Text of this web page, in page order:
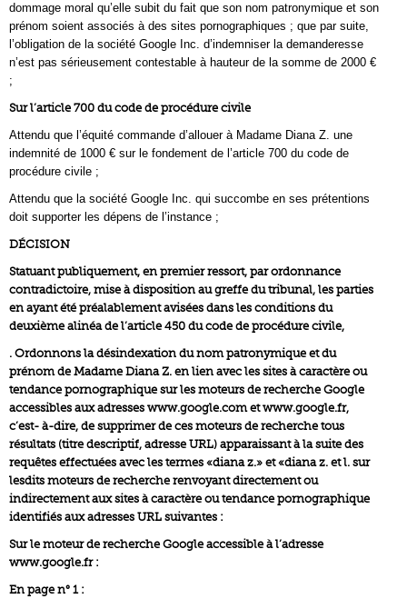
dommage moral qu’elle subit du fait que son nom patronymique et son
prénom soient associés à des sites pornographiques ; que par suite,
l’obligation de la société Google Inc. d’indemniser la demanderesse
n’est pas sérieusement contestable à hauteur de la somme de 2000 €
;
Sur l’article 700 du code de procédure civile
Attendu que l’équité commande d’allouer à Madame Diana Z. une
indemnité de 1000 € sur le fondement de l’article 700 du code de
procédure civile ;
Attendu que la société Google Inc. qui succombe en ses prétentions
doit supporter les dépens de l’instance ;
DÉCISION
Statuant publiquement, en premier ressort, par ordonnance
contradictoire, mise à disposition au greffe du tribunal, les parties
en ayant été préalablement avisées dans les conditions du
deuxième alinéa de l’article 450 du code de procédure civile,
. Ordonnons la désindexation du nom patronymique et du
prénom de Madame Diana Z. en lien avec les sites à caractère ou
tendance pornographique sur les moteurs de recherche Google
accessibles aux adresses www.google.com et www.google.fr,
c’est- à-dire, de supprimer de ces moteurs de recherche tous
résultats (titre descriptif, adresse URL) apparaissant à la suite des
requêtes effectuées avec les termes «diana z.» et «diana z. et l. sur
lesdits moteurs de recherche renvoyant directement ou
indirectement aux sites à caractère ou tendance pornographique
identifiés aux adresses URL suivantes :
Sur le moteur de recherche Google accessible à l’adresse
www.google.fr :
En page n° 1 :